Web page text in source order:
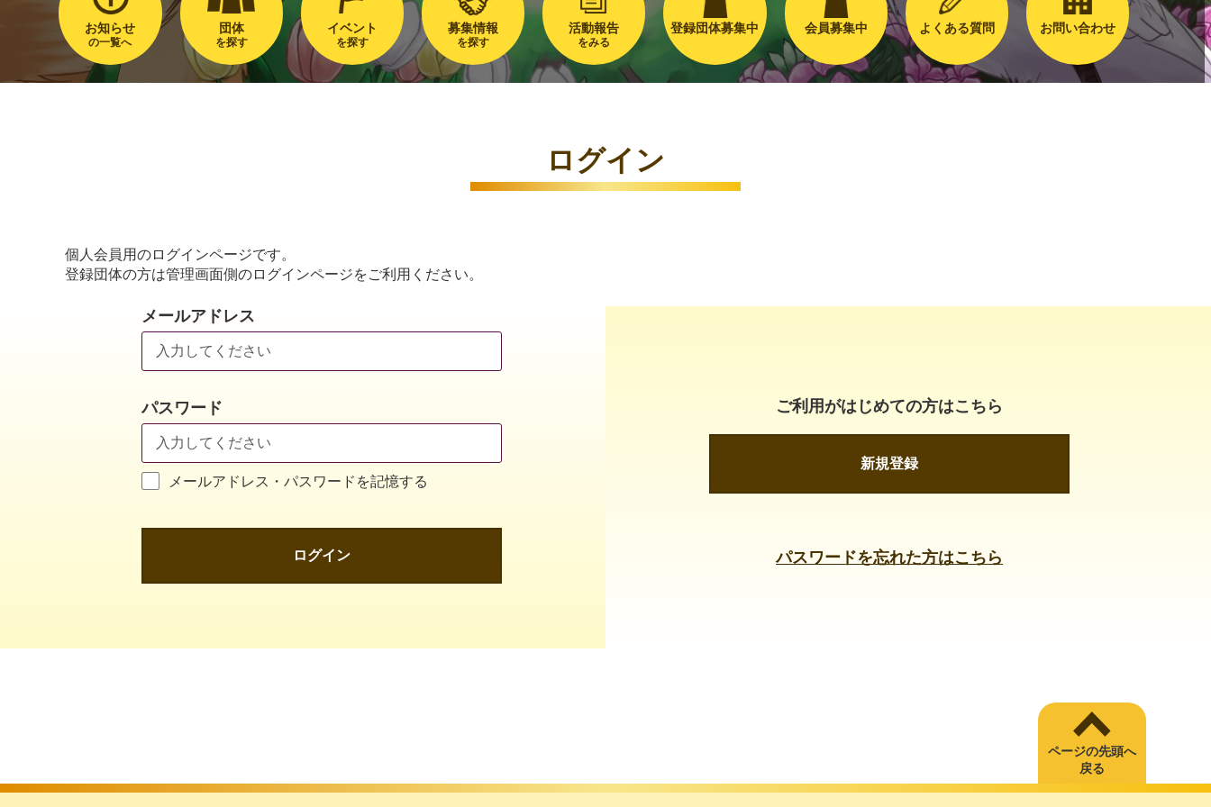
お知らせ
の一覧へ
団体
を探す
イベント
を探す
募集情報
を探す
活動報告
をみる
登録団体募集中 会員募集中 よくある質問 お問い合わせ
ログイン
個人会員用のログインページです。
登録団体の方は管理画面側のログインページをご利用ください。
メールアドレス
パスワード
メールアドレス・パスワードを記憶する
ログイン
ご利用がはじめての方はこちら
新規登録
パスワードを忘れた方はこちら
ページの先頭へ
戻る